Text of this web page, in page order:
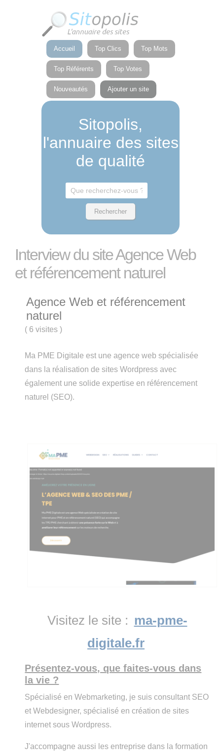
Accueil Top Clics Top Mots
Top Référents Top Votes
Nouveautés Ajouter un site
Sitopolis,
l'annuaire des sites
de qualité
Interview du site Agence Web
et référencement naturel
Agence Web et référencement
naturel
( 6 visites)
Ma PME Digitale est une agence web spécialisée
dans la réalisation de sites Wordpress avec
également une solide expertise en référencement
naturel (SEO).
Visitez le site : ma-pme-
digitale.fr
Présentez-vous, que faites-vous dans
la vie ?
Spécialisé en Webmarketing, je suis consultant SEO
et Webdesigner, spécialisé en création de sites
internet sous Wordpress.
J'accompagne aussi les entreprise dans la formation